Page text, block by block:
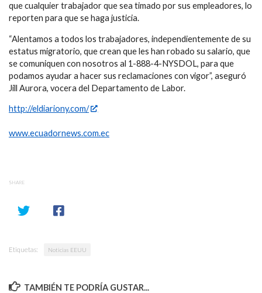
que cualquier trabajador que sea timado por sus empleadores, lo
reporten para que se haga justicia.
“Alentamos a todos los trabajadores, independientemente de su
estatus migratorio, que crean que les han robado su salario, que
se comuniquen con nosotros al 1-888-4-NYSDOL, para que
podamos ayudar a hacer sus reclamaciones con vigor”, aseguró
Jill Aurora, vocera del Departamento de Labor.
http://eldiariony.com/
www.ecuadornews.com.ec
SHARE
Etiquetas: Noticias EEUU
TAMBIÉN TE PODRÍA GUSTAR...